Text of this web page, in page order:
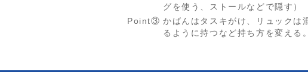
グを使う、ストールなどで隠す）
Point③ かばんはタスキがけ、リュックは
るように持つなど持ち方を変える。